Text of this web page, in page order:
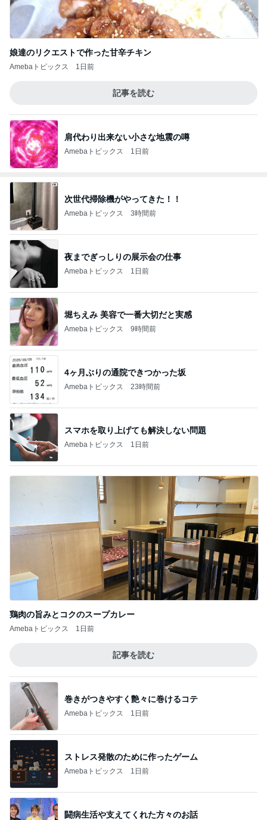
娘達のリクエストで作った甘辛チキン
Amebaトピックス 1日前
記事を読む
肩代わり出来ない小さな地震の噂
Amebaトピックス 1日前
次世代掃除機がやってきた！！
Amebaトピックス 3時間前
夜までぎっしりの展示会の仕事
Amebaトピックス 1日前
堀ちえみ 美容で一番大切だと実感
Amebaトピックス 9時間前
4ヶ月ぶりの通院できつかった坂
Amebaトピックス 23時間前
スマホを取り上げても解決しない問題
Amebaトピックス 1日前
鶏肉の旨みとコクのスープカレー
Amebaトピックス 1日前
記事を読む
巻きがつきやすく艶々に巻けるコテ
Amebaトピックス 1日前
ストレス発散のために作ったゲーム
Amebaトピックス 1日前
闘病生活や支えてくれた方々のお話